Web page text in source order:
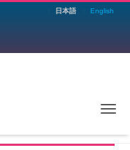
日本語 English